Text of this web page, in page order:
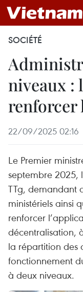
SOCIÉTÉ
niveaux :
renforcer
22/09/2025 02:16
Le Premier
septembre 2025,
TTg, demandant
ministériels ainsi
renforcer
décentralisation,
la répartition des
fonctionnement
à deux niveaux.